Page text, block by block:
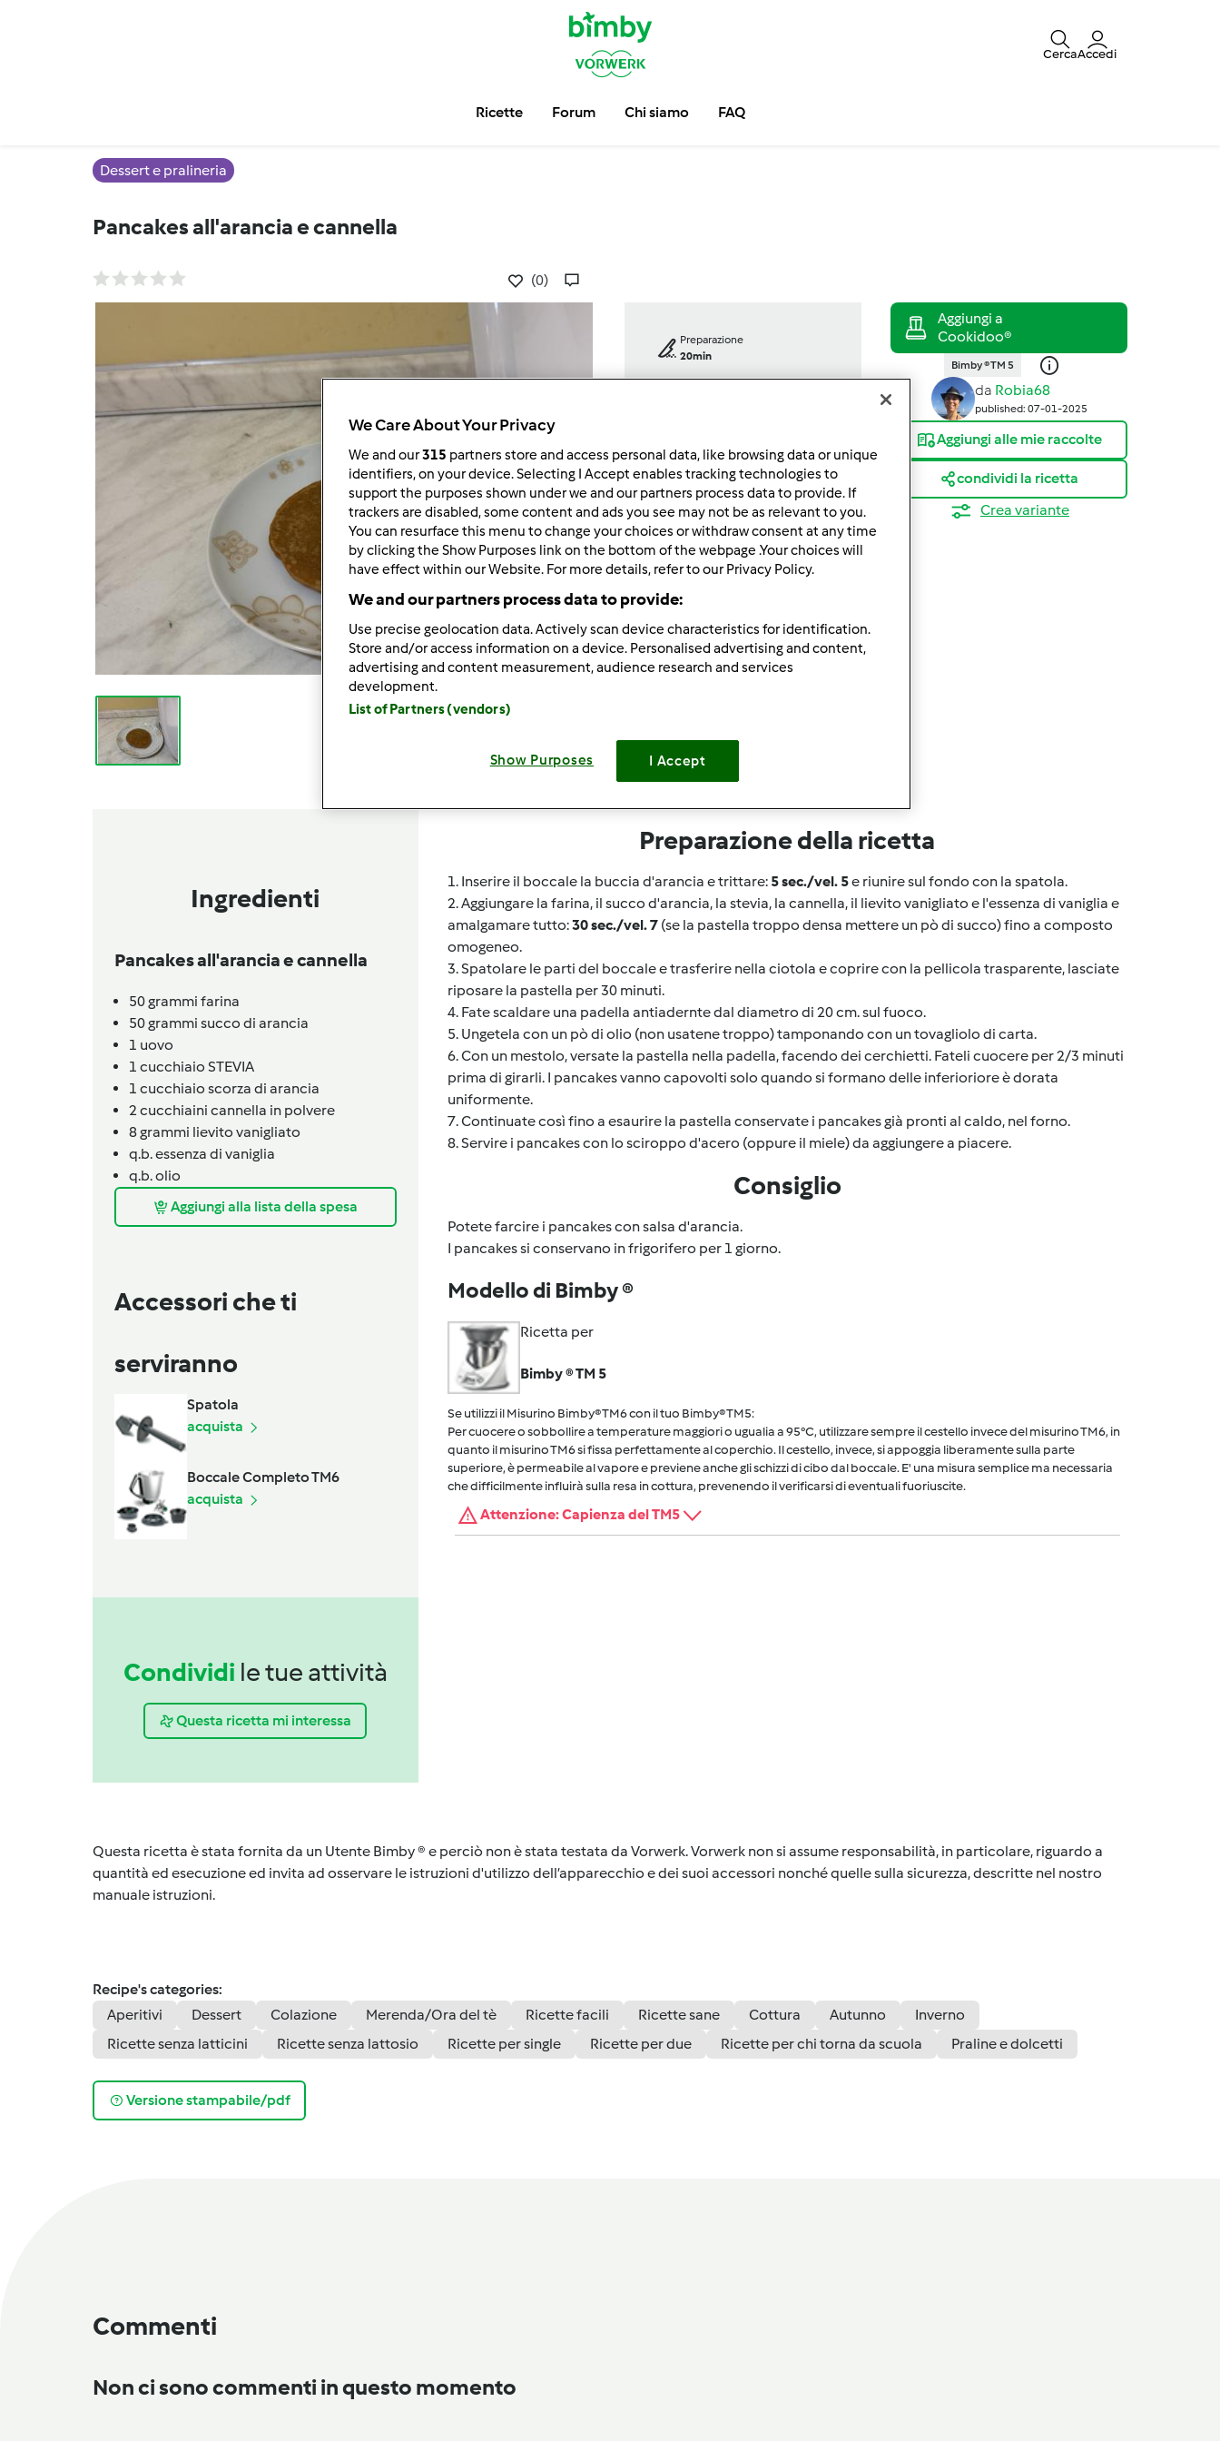
CercaAccedi
Ricette Forum Chi siamo FAQ
Dessert e pralineria
Pancakes all'arancia e cannella
(0)
Preparazione
20min
20min
porzione/porzioni
2 persona/persone
facile
Bimby ® TM 5
da Robia68
published: 07-01-2025
Aggiungi alle mie raccolte
condividi la ricetta
Crea variante
Ingredienti
Pancakes all'arancia e cannella
50grammi farina
50grammi succo di arancia
1 uovo
1 cucchiaio STEVIA
1 cucchiaio scorza di arancia
2cucchiaini cannella in polvere
8grammi lievito vanigliato
q.b.essenza di vaniglia
q.b.olio
Aggiungi alla lista della spesa
Accessori che ti
serviranno
Spatola
acquista
Boccale Completo TM6
acquista
Condividi le tue attività
Questa ricetta mi interessa
Preparazione della ricetta
1. Inserire il boccale la buccia d'arancia e trittare: 5 sec./vel. 5e riunire sul fondo con la spatola.
2. Aggiungare la farina, il succo d'arancia, la stevia, la cannella, il lievito vanigliato e l'essenza di vaniglia e
amalgamare tutto:30 sec./vel. 7(se la pastella troppo densa mettere un pò di succo) fino a composto
omogeneo.
3. Spatolare le parti del boccale e trasferire nella ciotola e coprire con la pellicola trasparente, lasciate
riposare la pastella per 30 minuti.
4. Fate scaldare una padella antiadernte dal diametro di 20 cm. sul fuoco.
5. Ungetela con un pò di olio (non usatene troppo) tamponando con un tovagliolo di carta.
6. Con un mestolo, versate la pastella nella padella, facendo dei cerchietti. Fateli cuocere per 2/3 minuti
prima di girarli. I pancakes vanno capovolti solo quando si formano delle inferioriore è dorata
uniformente.
7. Continuate così fino a esaurire la pastella conservate i pancakes già pronti al caldo, nel forno.
8. Servire i pancakes con lo sciroppo d'acero (oppure il miele) da aggiungere a piacere.
Consiglio
Potete farcire i pancakes con salsa d'arancia.
I pancakes si conservano in frigorifero per 1 giorno.
Modello di Bimby ®
Ricetta per
Bimby ® TM 5
Se utilizzi il Misurino Bimby® TM6 con il tuo Bimby® TM5:
Per cuocere o sobbollire a temperature maggiori o ugualia a 95°C, utilizzare sempre il cestello invece del misurino TM6, in
quanto il misurino TM6 si fissa perfettamente al coperchio. Il cestello, invece, si appoggia liberamente sulla parte
superiore, è permeabile al vapore e previene anche gli schizzi di cibo dal boccale. E' una misura semplice ma necessaria
che difficilmente influirà sulla resa in cottura, prevenendo il verificarsi di eventuali fuoriuscite.
Attenzione: Capienza del TM5
Questa ricetta è stata fornita da un Utente Bimby ® e perciò non è stata testata da Vorwerk. Vorwerk non si assume responsabilità, in particolare, riguardo a
quantità ed esecuzione ed invita ad osservare le istruzioni d'utilizzo dell’apparecchio e dei suoi accessori nonché quelle sulla sicurezza, descritte nel nostro
manuale istruzioni.
Recipe's categories:
Aperitivi
Dessert Colazione Merenda/Ora del tè Ricette facili Ricette sane Cottura Autunno
Inverno
Ricette senza latticini
Ricette senza lattosio Ricette per single Ricette per due Ricette per chi torna da scuola Praline e dolcetti
Versione stampabile/pdf
Commenti
Non ci sono commenti in questo momento
We Care About Your Privacy
We and our315 partners store and access personal data, like browsing data or unique
identifiers, on your device. Selecting I Accept enables tracking technologies to
support the purposes shown under we and our partners process data to provide. If
trackers are disabled, some content and ads you see may not be as relevant to you.
You can resurface this menu to change your choices or withdraw consent at any time
by clicking the Show Purposes link on the bottom of the webpage .Your choices will
have effect within our Website. For more details, refer to our Privacy Policy.
We and our partners process data to provide:
Use precise geolocation data. Actively scan device characteristics for identification.
Store and/or access information on a device. Personalised advertising and content,
advertising and content measurement, audience research and services
development.
List of Partners (vendors)
Show Purposes I Accept